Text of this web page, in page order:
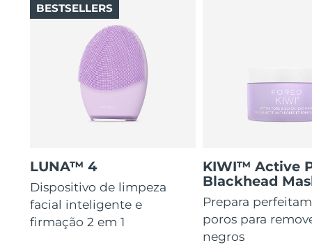
LUNA™ 4
Dispositivo de limpeza
facial inteligente e
firmação 2 em 1
BESTSELLERS
KIWI™ Active
Blackhead
Prepara
poros para
negros